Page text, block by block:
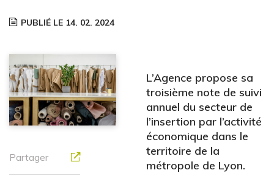
PUBLIÉ LE 14. 02. 2024
Partager
L’Agence propose sa
troisième note de suivi
annuel du secteur de
l’insertion par l’activité
économique dans le
territoire de la
métropole de Lyon.